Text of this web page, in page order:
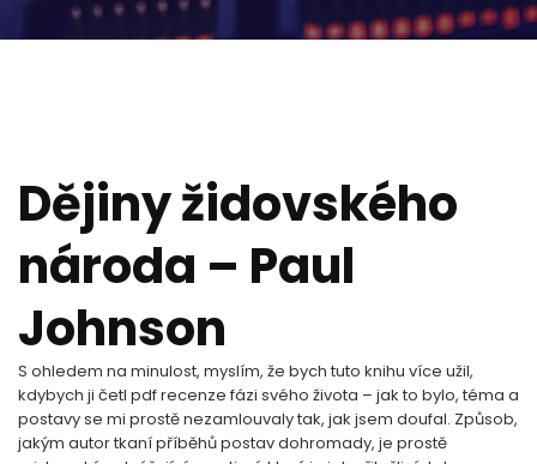
Dějiny židovského
národa – Paul
Johnson
S ohledem na minulost, myslím, že bych tuto knihu více užil,
kdybych ji četl pdf recenze fázi svého života – jak to bylo, téma a
postavy se mi prostě nezamlouvaly tak, jak jsem doufal. Způsob,
jakým autor tkaní příběhů postav dohromady, je prostě